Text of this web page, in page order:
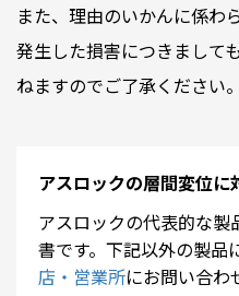
また、理由のいかんに係わ
発生した損害につきまして
ねますのでご了承ください。
アスロックの層間変位に
アスロックの代表的な
書です。下記以外の製品
店・営業所にお問い合わ